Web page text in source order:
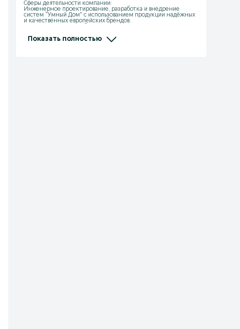
Сферы деятельности компании:
Инженерное проектирование, разработка и внедрение
систем “Умный Дом” с использованием продукции надёжных
и качественных европейских брендов.
- Legrand (Франция)
Показать полностью